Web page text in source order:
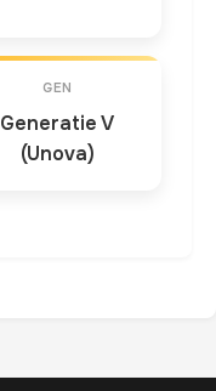
GEN
Generatie V
(Unova)